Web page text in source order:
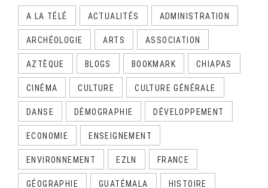
A LA TÉLÉ ACTUALITÉS ADMINISTRATION
ARCHÉOLOGIE ARTS ASSOCIATION
AZTÈQUE BLOGS BOOKMARK CHIAPAS
CINÉMA CULTURE CULTURE GÉNÉRALE
DANSE DÉMOGRAPHIE DÉVELOPPEMENT
ECONOMIE ENSEIGNEMENT
ENVIRONNEMENT EZLN FRANCE
GÉOGRAPHIE GUATÉMALA HISTOIRE